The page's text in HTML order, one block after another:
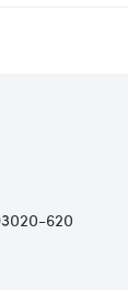
620